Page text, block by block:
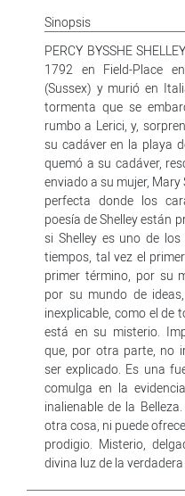
Sinopsis
PERCY BYSSHE
1792 en Field-Place
(Sussex) y murió en
tormenta que se
rumbo a Lerici, y,
su cadáver en la playa
quemó a su cadáver,
enviado a su mujer, Mary
perfecta donde los
poesía de Shelley están
si Shelley es uno de
tiempos, tal vez el
primer término, por su
por su mundo de
inexplicable, como el de
está en su misterio.
que, por otra parte, no
ser explicado. Es una
comulga en la
inalienable de la
otra cosa, ni puede
prodigio. Misterio,
divina luz de la verdadera